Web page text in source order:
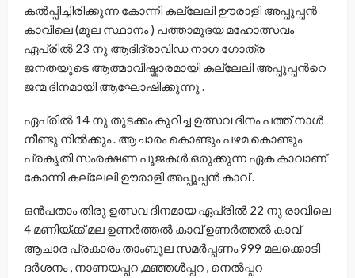
കല്‍പ്പിച്ചിരിക്കുന്ന കോന്നി കല്ലേലി ഊരാളി അപ്പൂപ്പന്‍
കാവിലെ (മൂല സ്ഥാനം ) പത്താമുദയ മഹോത്സവം
ഏപ്രില്‍ 23 നു ആദിദ്രാവിഡ നാഗ ഗോത്ര
ജനതയുടെ ആത്മാവിഷ്കാരമായി കല്ലേലി അപ്പൂപ്പന്‍റെ
ജന്മ ദിനമായി ആഘോഷിക്കുന്നു .
ഏപ്രില്‍ 14 നു തുടക്കം കുറിച്ച ഉത്സവ ദിനം പത്ത് നാള്‍
നീണ്ടു നില്‍ക്കും . ആചാരം കൊണ്ടും പഴമ കൊണ്ടും
പ്രകൃതി സംരക്ഷണ പൂജകള്‍ ഒരുക്കുന്ന ഏക കാവാണ്‌
കോന്നി കല്ലേലി ഊരാളി അപ്പൂപ്പന്‍ കാവ് .
ഒന്‍പതാം തിരു ഉത്സവ ദിനമായ ഏപ്രില്‍ 22 നു രാവിലെ
4 മണിയ്ക്ക് മല ഉണര്‍ത്തല്‍ കാവ് ഉണര്‍ത്തല്‍ കാവ്
ആചാര പ്രകാരം താംബൂല സമര്‍പ്പണം 999 മലക്കൊടി
ദര്‍ശനം , നാണയപ്പറ ,മഞ്ഞള്‍പ്പറ , നെല്‍പ്പറ